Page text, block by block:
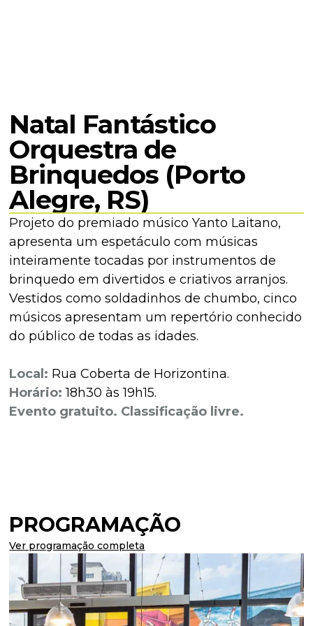
Natal Fantástico
Orquestra de
Brinquedos (Porto
Alegre, RS)
Projeto do premiado músico Yanto Laitano,
apresenta um espetáculo com músicas
inteiramente tocadas por instrumentos de
brinquedo em divertidos e criativos arranjos.
Vestidos como soldadinhos de chumbo, cinco
músicos apresentam um repertório conhecido
do público de todas as idades.
Local: Rua Coberta de Horizontina.
Horário:18h30 às 19h15.
Evento gratuito. Classificação livre.
PROGRAMAÇÃO
Ver programação completa